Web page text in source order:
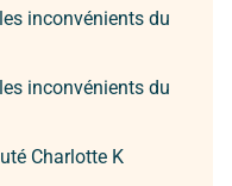
inconvénients du
inconvénients du
Charlotte K